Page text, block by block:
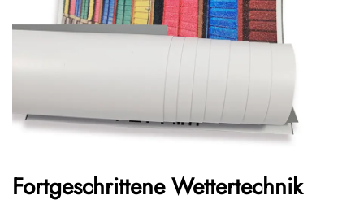
Fortgeschrittene Wettertechnik